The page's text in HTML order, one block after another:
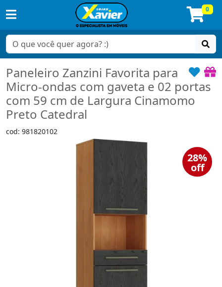
0
Paneleiro Zanzini Favorita para
Micro-ondas com gaveta e 02 portas
com 59 cm de Largura Cinamomo
Preto Catedral
cod: 981820102
28%
off